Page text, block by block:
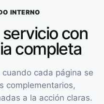
INTERNO
con
completa
cada página se
complementarios,
a la acción claras.